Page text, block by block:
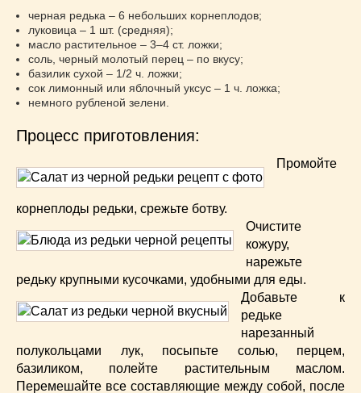
Соусы(8)
Супы(45)
Торты
(52)
Украинская кухня (129)
Французская кухня(22)
Что приготовить из тыквы(14)
(68)
Японская кухня(16)
черная редька – 6 небольших корнеплодов;
луковица – 1 шт. (средняя);
масло растительное – 3–4 ст. ложки;
соль, черный молотый перец – по вкусу;
базилик сухой – 1/2 ч. ложки;
сок лимонный или яблочный уксус – 1 ч. ложка;
немного рубленой зелени.
Процесс приготовления:
Промойте
корнеплоды редьки, срежьте ботву.
Очистите
кожуру,
нарежьте
редьку крупными кусочками, удобными для еды.
Добавьте к
редьке
нарезанный
полукольцами лук, посыпьте солью, перцем,
базиликом, полейте растительным маслом.
Перемешайте все составляющие между собой, после